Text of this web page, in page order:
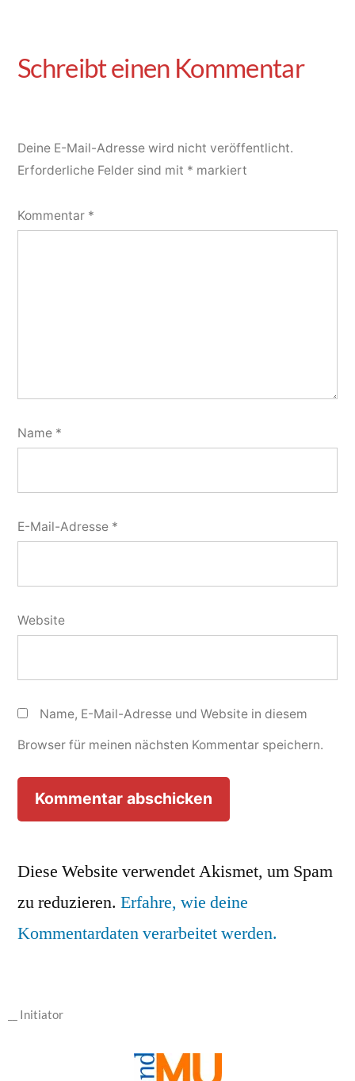
Deine E-Mail-Adresse wird nicht veröffentlicht.
Erforderliche Felder sind mit * markiert
Kommentar *
Name *
E-Mail-Adresse *
Website
Name, E-Mail-Adresse und Website in diesem
Browser für meinen nächsten Kommentar speichern.
Diese Website verwendet Akismet, um Spam
zu reduzieren. Erfahre, wie deine
Kommentardaten verarbeitet werden.
__ Initiator